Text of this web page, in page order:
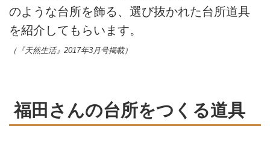
のような台所を飾る、選び抜かれた台所道具
を紹介してもらいます。
（『天然生活』2017年3月号掲載）
福田さんの台所をつくる道具